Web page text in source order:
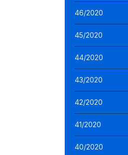
46/2020
45/2020
44/2020
43/2020
42/2020
41/2020
40/2020